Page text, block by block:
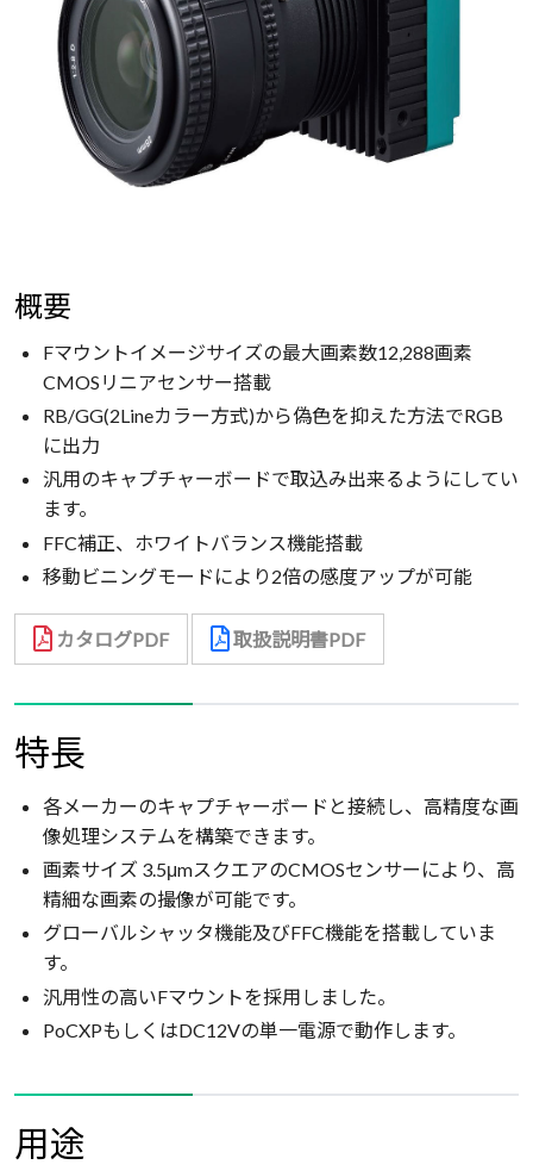
概要
Fマウントイメージサイズの最大画素数12,288画素
CMOSリニアセンサー搭載
RB/GG(2Lineカラー方式)から偽色を抑えた方法でRGB
に出力
汎用のキャプチャーボードで取込み出来るようにしてい
ます。
FFC補正、ホワイトバランス機能搭載
移動ビニングモードにより2倍の感度アップが可能
カタログPDF 取扱説明書PDF
特長
各メーカーのキャプチャーボードと接続し、高精度な画
像処理システムを構築できます。
画素サイズ 3.5μmスクエアのCMOSセンサーにより、高
精細な画素の撮像が可能です。
グローバルシャッタ機能及びFFC機能を搭載していま
す。
汎用性の高いFマウントを採用しました。
PoCXPもしくはDC12Vの単一電源で動作します。
用途